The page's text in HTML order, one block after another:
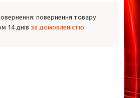
повернення товару
14 днів за домовленістю